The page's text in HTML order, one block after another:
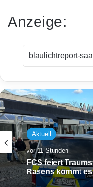
Anzeige:
Aktuell
vor 11 Stunden
FCS feiert
Rasens kommt